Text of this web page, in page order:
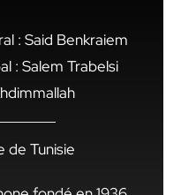
: Said Benkraiem
: Salem Trabelsi
de Tunisie